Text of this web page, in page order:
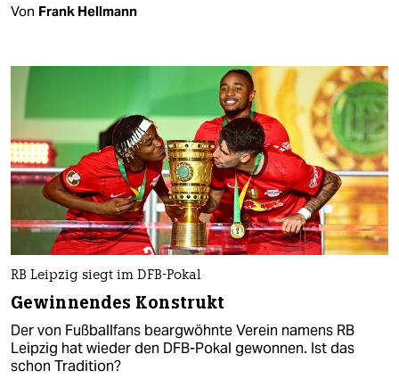
Von Frank Hellmann
RB Leipzig siegt im DFB-Pokal
Gewinnendes Konstrukt
Der von Fußballfans beargwöhnte Verein namens RB
Leipzig hat wieder den DFB-Pokal gewonnen. Ist das
schon Tradition?